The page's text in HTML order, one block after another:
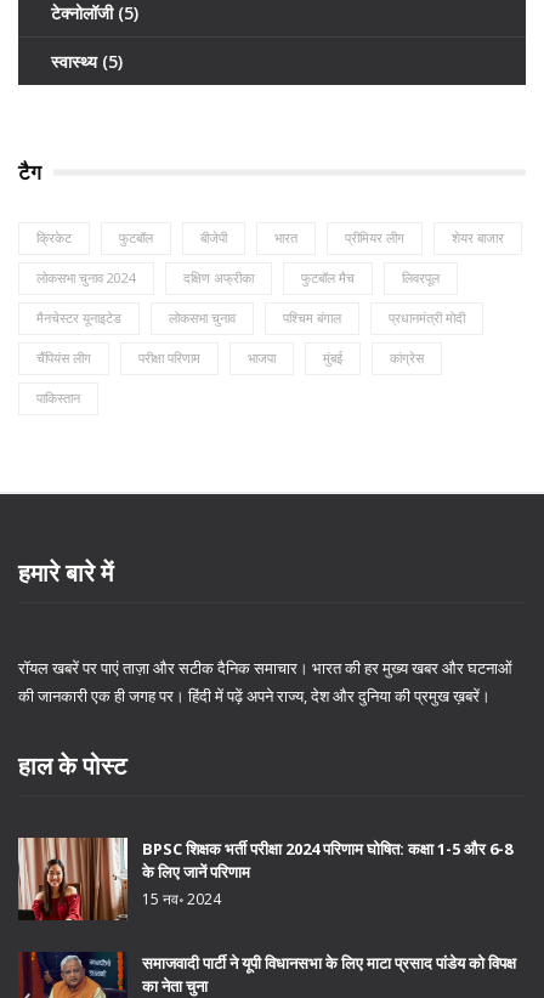
टेक्नोलॉजी (5)
स्वास्थ्य (5)
टैग
क्रिकेट फुटबॉल बीजेपी भारत प्रीमियर लीग शेयर बाजार
लोकसभा चुनाव 2024 दक्षिण अफ्रीका फुटबॉल मैच लिवरपूल
मैनचेस्टर यूनाइटेड लोकसभा चुनाव पश्चिम बंगाल प्रधानमंत्री मोदी
चैंपियंस लीग परीक्षा परिणाम भाजपा मुंबई कांग्रेस
पाकिस्तान
हमारे बारे में
रॉयल खबरें पर पाएं ताज़ा और सटीक दैनिक समाचार। भारत की हर मुख्य खबर और घटनाओं
की जानकारी एक ही जगह पर। हिंदी में पढ़ें अपने राज्य, देश और दुनिया की प्रमुख ख़बरें।
हाल के पोस्ट
BPSC शिक्षक भर्ती परीक्षा 2024 परिणाम घोषित: कक्षा 1-5 और 6-8
के लिए जानें परिणाम
15 नव॰ 2024
समाजवादी पार्टी ने यूपी विधानसभा के लिए माटा प्रसाद पांडेय को विपक्ष
का नेता चुना